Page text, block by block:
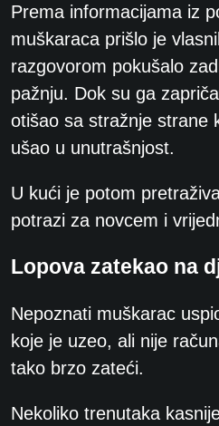
Prema informacijama iz
muškaraca prišlo je
razgovorom pokušalo
pažnju. Dok su ga
otišao sa stražnje strane
ušao u unutrašnjost.
U kući je potom
potrazi za novcem i
Lopova zatekao na
Nepoznati muškarac
koje je uzeo, ali nije
tako brzo zateći.
Nekoliko trenutaka